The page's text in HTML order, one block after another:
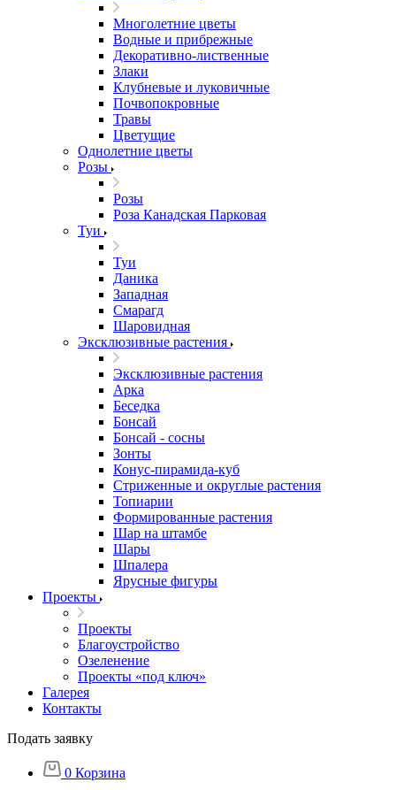
Многолетние цветы
Водные и прибрежные
Декоративно-лиственные
Злаки
Клубневые и луковичные
Почвопокровные
Травы
Цветущие
Однолетние цветы
Розы
Розы
Роза Канадская Парковая
Туи
Туи
Даника
Западная
Смарагд
Шаровидная
Эксклюзивные растения
Эксклюзивные растения
Арка
Беседка
Бонсай
Бонсай - сосны
Зонты
Конус-пирамида-куб
Стриженные и округлые растения
Топиарии
Формированные растения
Шар на штамбе
Шары
Шпалера
Ярусные фигуры
Проекты
Проекты
Благоустройство
Озеленение
Проекты «под ключ»
Галерея
Контакты
Подать заявку
0 Корзина